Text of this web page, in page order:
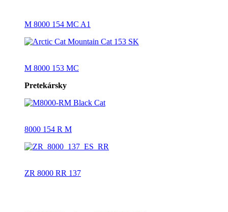
M 8000 154 MC A1
M 8000 153 MC
Pretekársky
8000 154 R M
ZR 8000 RR 137